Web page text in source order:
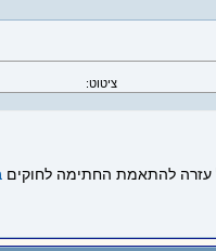
ציטוט:
עזרה להתאמת החתימה לחוקים